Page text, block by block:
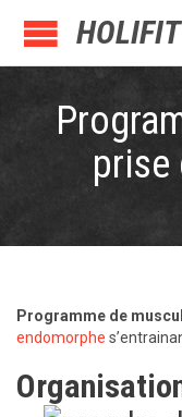
HOLIFIT
prise
Programme de
endomorphe